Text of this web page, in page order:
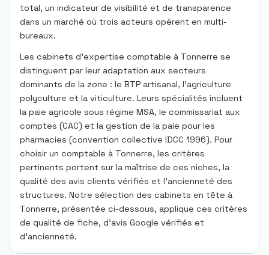
total, un indicateur de visibilité et de transparence
dans un marché où trois acteurs opèrent en multi-
bureaux.
Les cabinets d’expertise comptable à Tonnerre se
distinguent par leur adaptation aux secteurs
dominants de la zone : le BTP artisanal, l’agriculture
polyculture et la viticulture. Leurs spécialités incluent
la paie agricole sous régime MSA, le commissariat aux
comptes (CAC) et la gestion de la paie pour les
pharmacies (convention collective IDCC 1996). Pour
choisir un comptable à Tonnerre, les critères
pertinents portent sur la maîtrise de ces niches, la
qualité des avis clients vérifiés et l’ancienneté des
structures. Notre sélection des cabinets en tête à
Tonnerre, présentée ci-dessous, applique ces critères
de qualité de fiche, d’avis Google vérifiés et
d’ancienneté.